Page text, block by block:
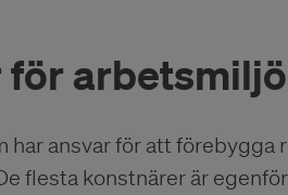
ansvar för att förebygga
flesta konstnärer är